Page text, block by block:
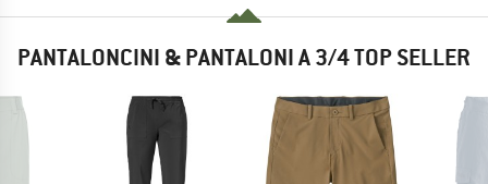
PANTALONCINI & PANTALONI A 3/4 TOP SELLER